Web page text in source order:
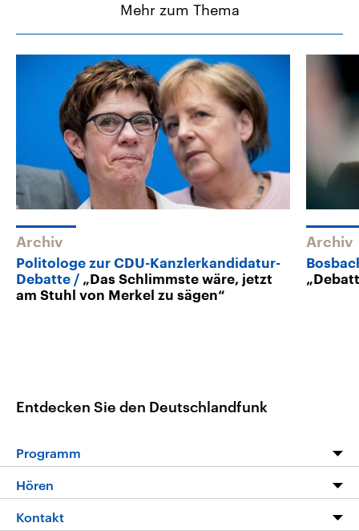
Mehr zum Thema
Archiv
Politologe zur CDU-Kanzlerkandidatur-
Debatte
„Das Schlimmste wäre, jetzt
am Stuhl von Merkel zu sägen“
Archiv
Entdecken Sie den Deutschlandfunk
Programm
Programm
Hören
Livestream
Kontakt